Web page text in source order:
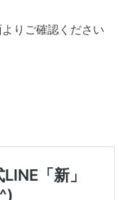
りご確認ください